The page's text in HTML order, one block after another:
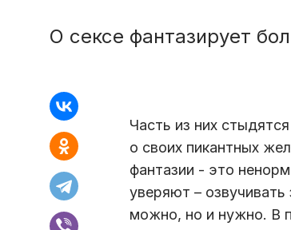
О сексе фантазирует
Часть из них
о своих пикантных
фантазии - это
уверяют –
можно, но и нужно. В